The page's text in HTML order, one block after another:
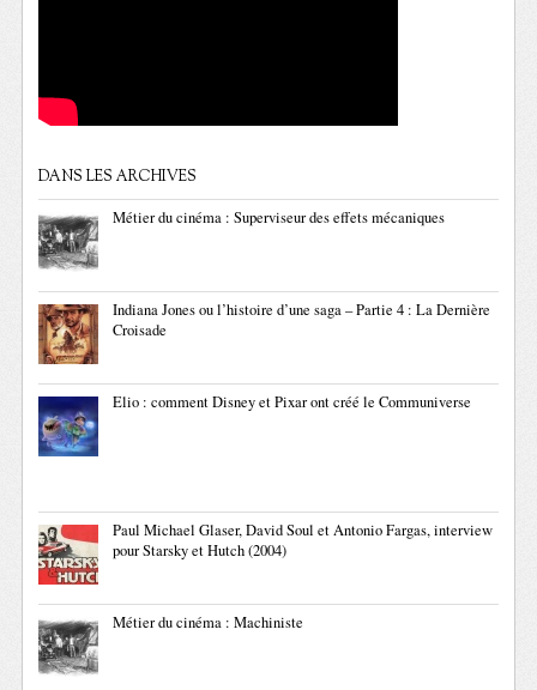
DANS LES ARCHIVES
Métier du cinéma : Superviseur des effets mécaniques
Indiana Jones ou l’histoire d’une saga – Partie 4 : La Dernière
Croisade
Elio : comment Disney et Pixar ont créé le Communiverse
Paul Michael Glaser, David Soul et Antonio Fargas, interview
pour Starsky et Hutch (2004)
Métier du cinéma : Machiniste